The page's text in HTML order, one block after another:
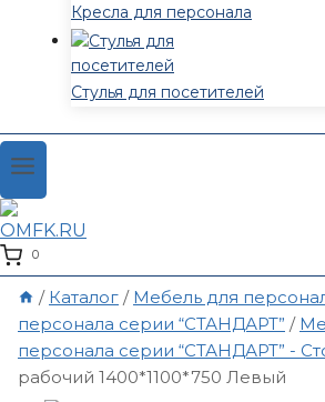
Кресла для персонала
Стулья для посетителей
0
/ Каталог / Мебель для
персонала серии “СТАНДАРТ” /
персонала серии “СТАНДАРТ” -
рабочий 1400*1100*750 Левый